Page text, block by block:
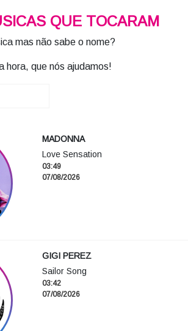
QUE TOCARAM
mas não sabe o nome?
hora, que nós ajudamos!
MADONNA
Love Sensation
03:49
07/08/2026
GIGI PEREZ
Sailor Song
03:42
07/08/2026